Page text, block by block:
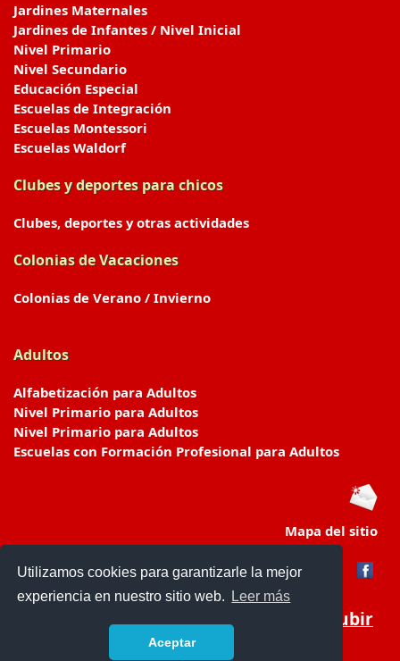
Utilizamos cookies para garantizarle la mejor
experiencia en nuestro sitio web.
Leer más
Aceptar
Jardines Maternales
Jardines de Infantes / Nivel Inicial
Nivel Primario
Nivel Secundario
Educación Especial
Escuelas de Integración
Escuelas Montessori
Escuelas Waldorf
Clubes y deportes para chicos
Clubes, deportes y otras actividades
Colonias de Vacaciones
Colonias de Verano / Invierno
Adultos
Alfabetización para Adultos
Nivel Primario para Adultos
Nivel Primario para Adultos
Escuelas con Formación Profesional para Adultos
Mapa del sitio
Subir